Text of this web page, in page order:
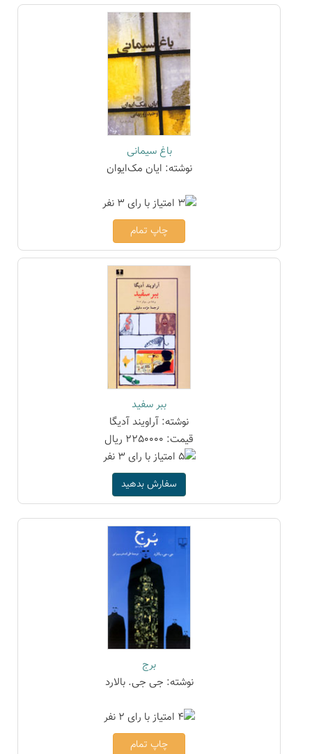
باغ سیمانی
نوشته: ایان مک‌ایوان
چاپ تمام
ببر سفید
نوشته: آراویند آدیگا
قیمت: 2250000 ریال
سفارش بدهید
برج
نوشته: جی جی. بالارد
چاپ تمام